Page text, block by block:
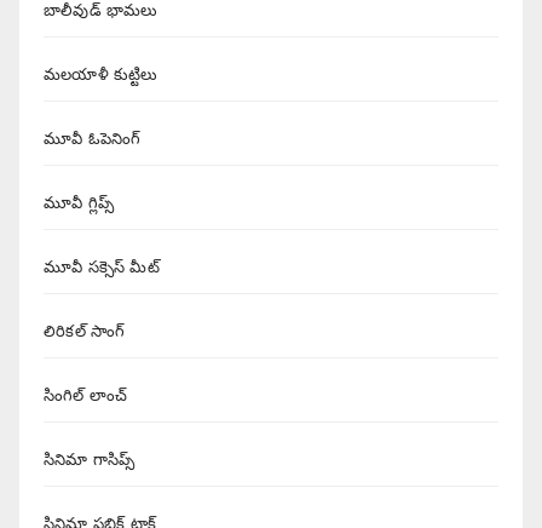
బాలీవుడ్ భామలు
మలయాళీ కుట్టిలు
మూవీ ఓపెనింగ్
మూవీ గ్లిప్స్
మూవీ సక్సెస్ మీట్
లిరికల్ సాంగ్
సింగిల్ లాంచ్
సినిమా గాసిప్స్
సినిమా పబ్లిక్ టాక్